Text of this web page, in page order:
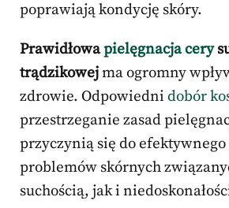
poprawiają kondycję skóry.
Prawidłowapielęgnacja cery
trądzikowejma ogromny
zdrowie. Odpowiedni dobór
przestrzeganie zasad
przyczynią się do
problemów skórnych
suchością, jak i